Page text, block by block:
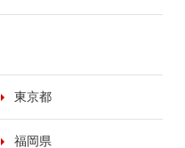
東京都
福岡県